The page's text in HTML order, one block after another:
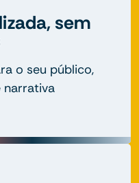
sem
o seu público,
narrativa